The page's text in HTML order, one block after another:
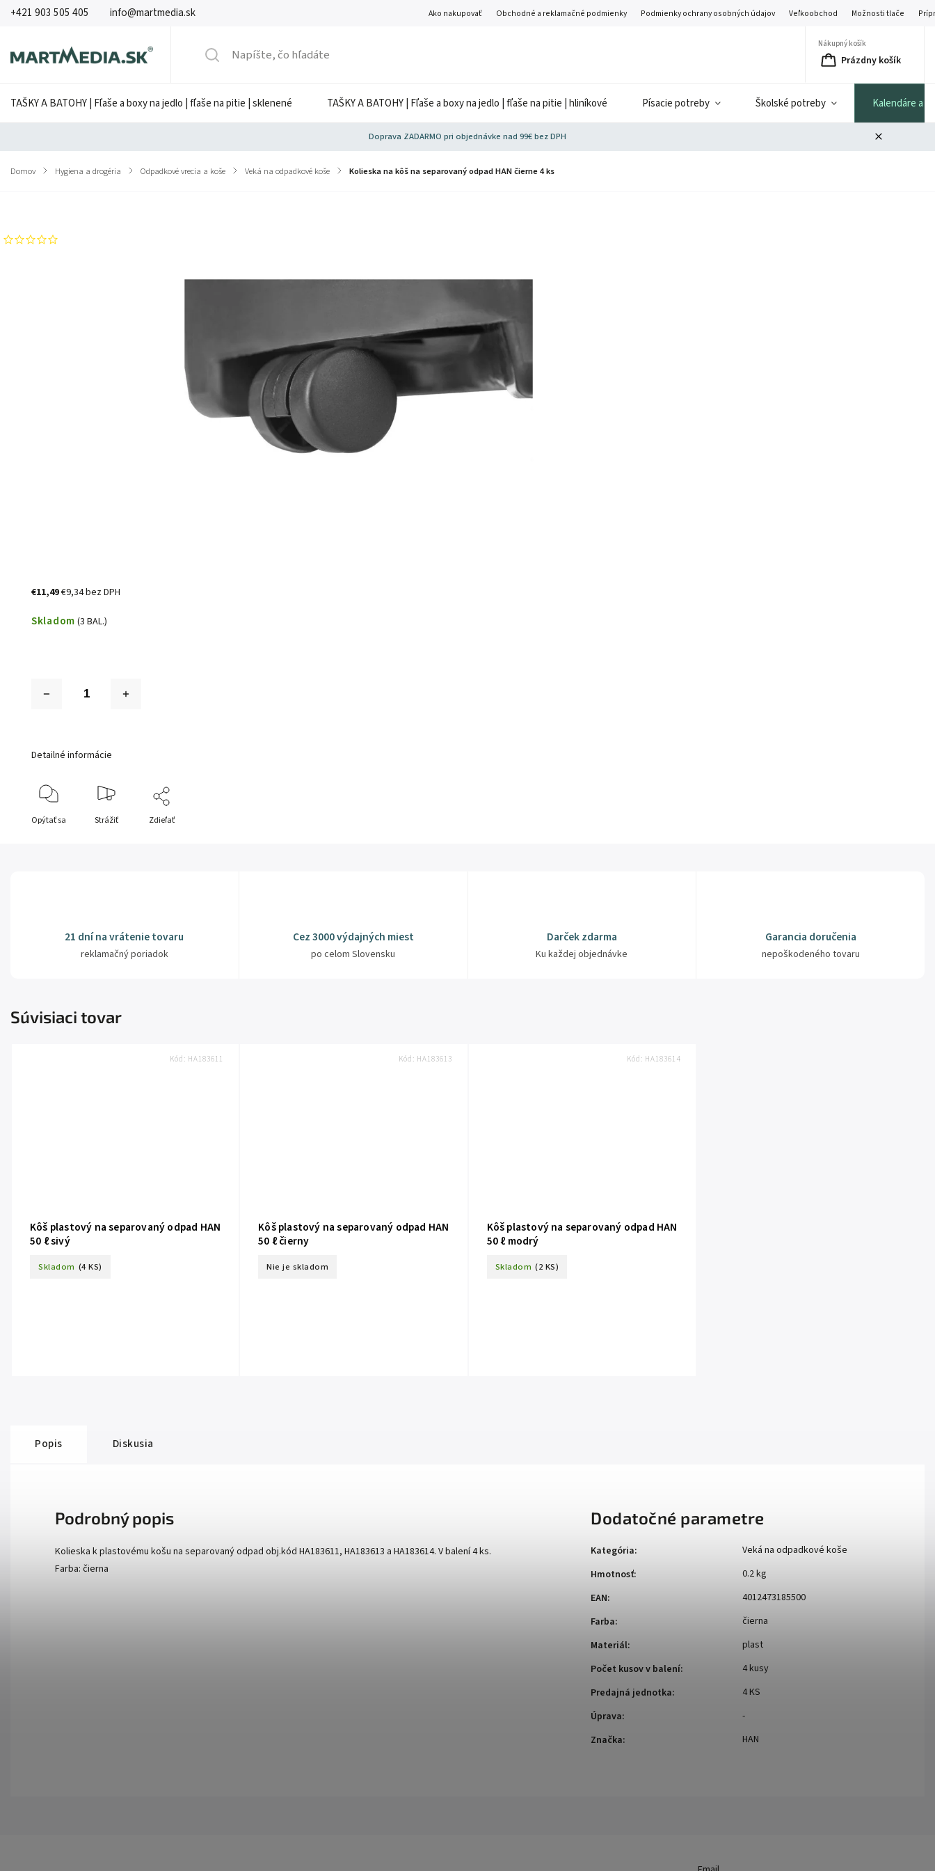
+421 903 505 405 info@martmedia.sk Ako nakupovať Obchodné a reklamačné podmienky Podmienky ochrany osobných údajov Veľkoobchod Možnosti tlače
Nákupný košík
Prázdny košík
TAŠKY A BATOHY | Fľaše a boxy na jedlo | fľaše na pitie | sklenené TAŠKY A BATOHY | Fľaše a boxy na jedlo | fľaše na pitie | hliníkové Písacie potreby Školské potreby Kalendáre a
Doprava ZADARMO pri objednávke nad 99€ bez DPH
Domov / Hygiena a drogéria / Odpadkové vrecia a koše / Veká na odpadkové koše / Kolieska na kôš na separovaný odpad HAN čierne 4 ks
€11,49€9,34 bez DPH
Skladom (3 BAL.)
Detailné informácie
Opýtať sa Strážiť Zdieľať
21 dní na vrátenie tovaru
reklamačný poriadok
Cez 3000 výdajných miest
po celom Slovensku
Darček zdarma
Ku každej objednávke
Garancia doručenia
nepoškodeného tovaru
Súvisiaci tovar
Kôš plastový na separovaný odpad HAN
50 ℓ sivý
Skladom (4 KS)
Kód: HA183611
Kôš plastový na separovaný odpad HAN
50 ℓ čierny
Nie je skladom
Kód: HA183613
Kôš plastový na separovaný odpad HAN
50 ℓ modrý
Skladom (2 KS)
Kód: HA183614
Popis Diskusia
Podrobný popis
Kolieska k plastovému košu na separovaný odpad obj.kód HA183611, HA183613 a HA183614. V balení 4 ks.
Farba: čierna
Dodatočné parametre
Kategória:
Veká na odpadkové koše
Hmotnosť:
0.2 kg
EAN:
4012473185500
Farba:
čierna
Materiál:
plast
Počet kusov v balení:
4 kusy
Predajná jednotka:
4 KS
Úprava:
-
Značka: HAN